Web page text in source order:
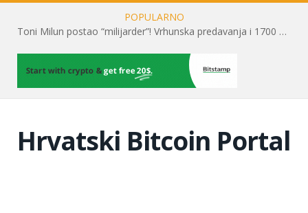
POPULARNO
Toni Milun postao “milijarder”! Vrhunska predavanja i 1700 posjetitelja obilježili su mjesec financijske pismenosti
Hrvatski Bitcoin Portal